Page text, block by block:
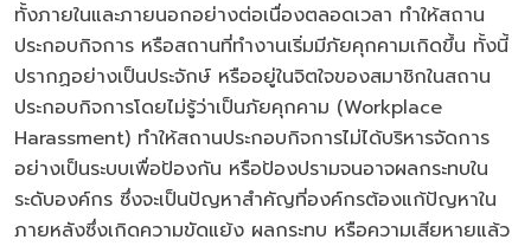
ทั้งภายในและภายนอกอย่างต่อเนื่องตลอดเวลา ทำให้สถาน
ประกอบกิจการ หรือสถานที่ทำงานเริ่มมีภัยคุกคามเกิดขึ้น ทั้งนี้
ปรากฏอย่างเป็นประจักษ์ หรืออยู่ในจิตใจของสมาชิกในสถาน
ประกอบกิจการโดยไม่รู้ว่าเป็นภัยคุกคาม (Workplace
Harassment) ทำให้สถานประกอบกิจการไม่ได้บริหารจัดการ
อย่างเป็นระบบเพื่อป้องกัน หรือป้องปรามจนอาจผลกระทบใน
ระดับองค์กร ซึ่งจะเป็นปัญหาสำคัญที่องค์กรต้องแก้ปัญหาใน
ภายหลังซึ่งเกิดความขัดแย้ง ผลกระทบ หรือความเสียหายแล้ว